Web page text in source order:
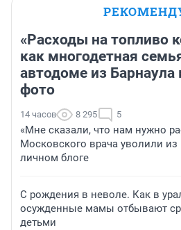
«Расходы на топливо
как многодетная
автодоме из
фото
14 часов 8 295 5
«Мне сказали, что нам нужно
Московского врача уволили
личном блоге
С рождения в неволе. Как в
осужденные мамы отбывают
детьми